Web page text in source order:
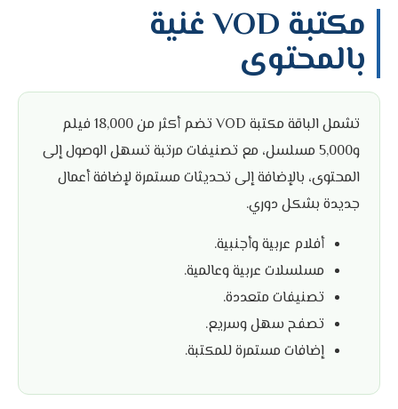
مكتبة VOD غنية
بالمحتوى
تشمل الباقة مكتبة VOD تضم أكثر من 18,000 فيلم
و5,000 مسلسل، مع تصنيفات مرتبة تسهل الوصول إلى
المحتوى، بالإضافة إلى تحديثات مستمرة لإضافة أعمال
جديدة بشكل دوري.
أفلام عربية وأجنبية.
مسلسلات عربية وعالمية.
تصنيفات متعددة.
تصفح سهل وسريع.
إضافات مستمرة للمكتبة.